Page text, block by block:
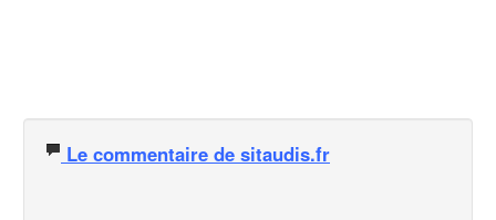
Le commentaire de sitaudis.fr